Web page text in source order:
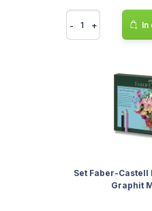
- + In
Set Faber-Castell
Graphit